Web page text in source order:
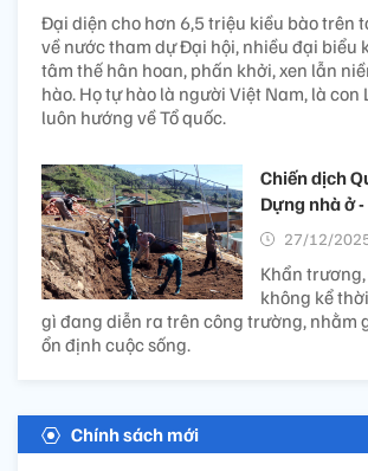
Đại diện cho hơn 6,5 triệu kiều bào trên
về nước tham dự Đại hội, nhiều đại biểu
tâm thế hân hoan, phấn khởi, xen lẫn
hào. Họ tự hào là người Việt Nam, là con
luôn hướng về Tổ quốc.
Chiến dịch
Dựng nhà ở
27/12/
Khẩn
không kể
gì đang diễn ra trên công trường, nhằm
ổn định cuộc sống.
Chính sách mới